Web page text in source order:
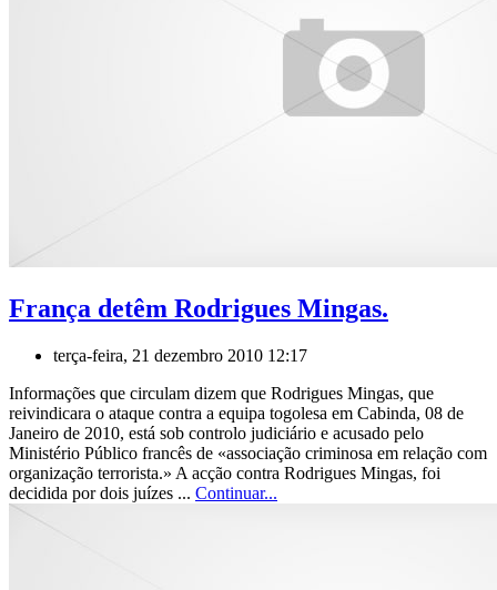
França detêm Rodrigues Mingas.
terça-feira, 21 dezembro 2010 12:17
Informações que circulam dizem que Rodrigues Mingas, que
reivindicara o ataque contra a equipa togolesa em Cabinda, 08 de
Janeiro de 2010, está sob controlo judiciário e acusado pelo
Ministério Público francês de «associação criminosa em relação com
organização terrorista.» A acção contra Rodrigues Mingas, foi
decidida por dois juízes ... Continuar...